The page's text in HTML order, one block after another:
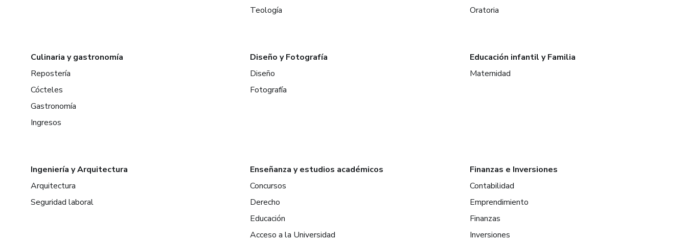
Teología
Oratoria
Culinaria y gastronomía
Repostería
Cócteles
Gastronomía
Ingresos
Diseño y Fotografía
Diseño
Fotografía
Educación infantil y Familia
Maternidad
Ingeniería y Arquitectura
Arquitectura
Seguridad laboral
Enseñanza y estudios académicos
Concursos
Derecho
Educación
Acceso a la Universidad
Finanzas e Inversiones
Contabilidad
Emprendimiento
Finanzas
Inversiones